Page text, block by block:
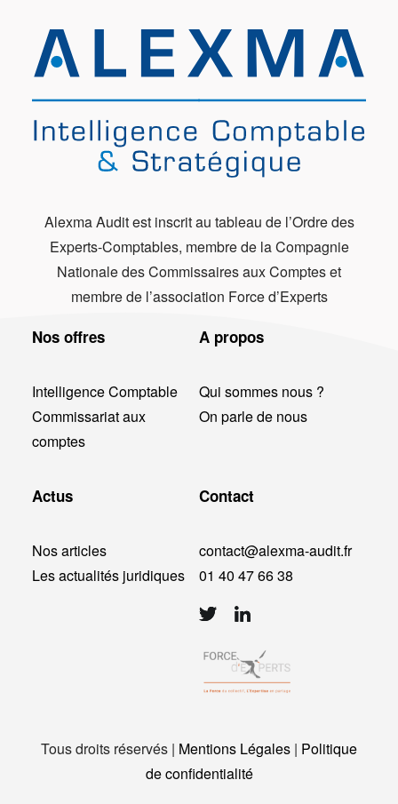
Alexma Audit est inscrit au tableau de l’Ordre des
Experts-Comptables, membre de la Compagnie
Nationale des Commissaires aux Comptes et
membre de l’association Force d’Experts
Nos offres
Intelligence Comptable
Commissariat aux
comptes
A propos
Qui sommes nous ?
On parle de nous
Actus
Nos articles
Les actualités juridiques
Contact
contact@alexma-audit.fr
01 40 47 66 38
Tous droits réservés | Mentions Légales | Politique
de confidentialité